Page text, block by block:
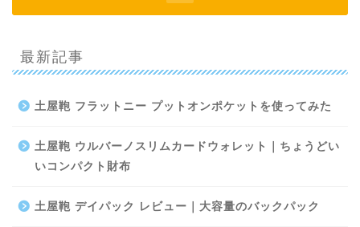
最新記事
土屋鞄 フラットニー プットオンポケットを使ってみた
土屋鞄 ウルバーノスリムカードウォレット｜ちょうどい
いコンパクト財布
土屋鞄 デイパック レビュー｜大容量のバックパック